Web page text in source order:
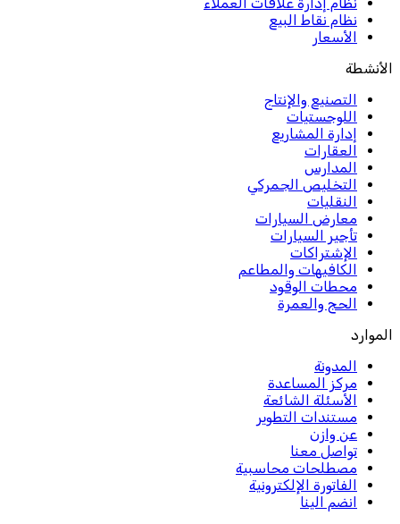
نظام إدارة علاقات العملاء
نظام نقاط البيع
الأسعار
الأنشطة
التصنيع والإنتاج
اللوجستيات
إدارة المشاريع
العقارات
المدارس
التخليص الجمركي
النقليات
معارض السيارات
تأجير السيارات
الإشتراكات
الكافيهات والمطاعم
محطات الوقود
الحج والعمرة
الموارد
المدونة
مركز المساعدة
الأسئلة الشائعة
مستندات التطوير
عن وازن
تواصل معنا
مصطلحات محاسبية
الفاتورة الإلكترونية
انضم الينا